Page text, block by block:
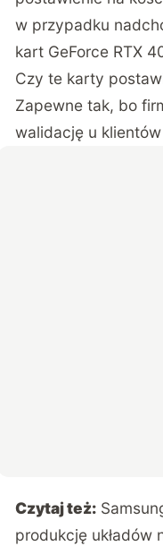
w przypadku
kart GeForce RTX
Czy te karty
Zapewne tak, bo
walidację u
Czytaj też:
produkcję układów